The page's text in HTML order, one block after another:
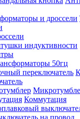
индуктивности
50гц
Коммутация
на провод